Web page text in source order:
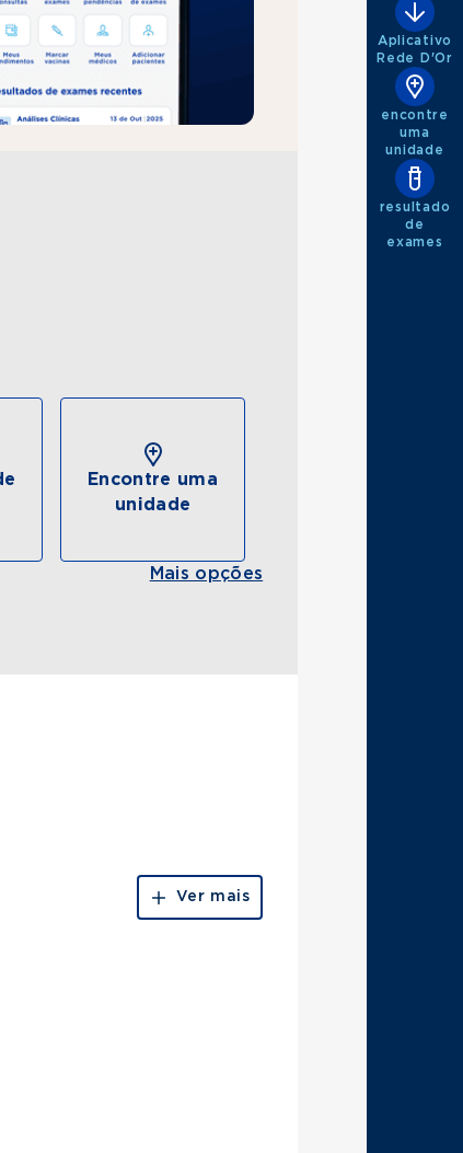
Encontre uma
unidade
Mais opções
Ver mais
Aplicativo
Rede D'Or
encontre
uma
unidade
resultado
de
exames